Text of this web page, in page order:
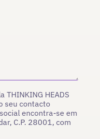
THINKING HEADS
seu contacto
encontra-se em
C.P. 28001, com